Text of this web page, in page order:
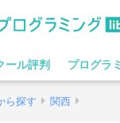
ール評判 プログラ
ら探す 関西